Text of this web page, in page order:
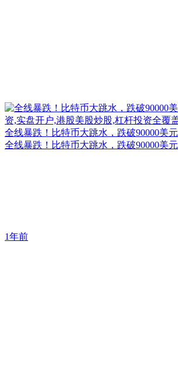
全线暴跌！比特币大跳水，跌破90000美元
全线暴跌！比特币大跳水，跌破90000美元
1年前